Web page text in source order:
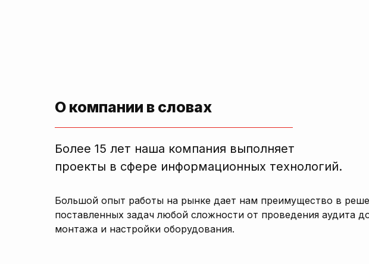
О компании в словах
Более 15 лет наша компания выполняет
проекты в сфере информационных технологий.
Большой опыт работы на рынке дает нам преимущество в
поставленных задач любой сложности от проведения аудита
монтажа и настройки оборудования.